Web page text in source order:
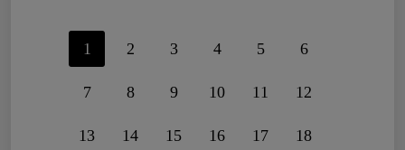
1 2 3 4 5 6
7 8 9 10 11 12
13 14 15 16 17 18